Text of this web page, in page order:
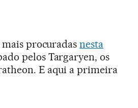
mais procuradasnesta
pelos Targaryen, os
E aqui a primeira